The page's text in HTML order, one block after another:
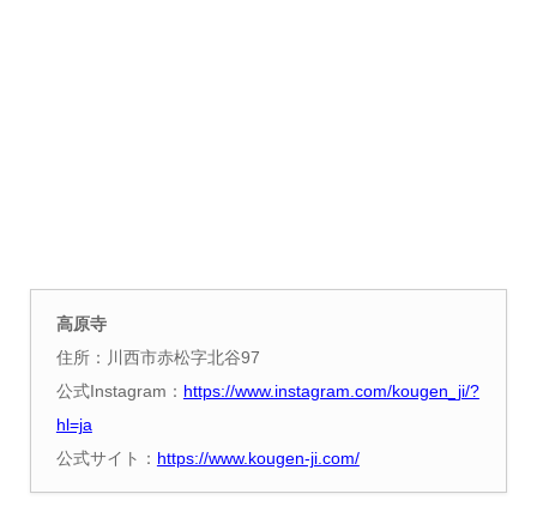
高原寺
住所：川西市赤松字北谷97
公式Instagram： https://www.instagram.com/kougen_ji/?
hl=ja
公式サイト： https://www.kougen-ji.com/